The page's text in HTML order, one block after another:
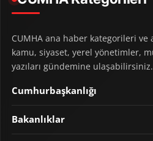
CUMHA ana haber kategorileri ve
kamu, siyaset, yerel yönetimler,
yazıları gündemine ulaşabilirsiniz.
Cumhurbaşkanlığı
Bakanlıklar